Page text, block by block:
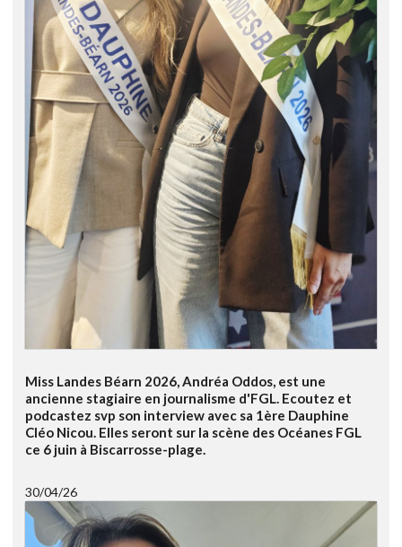
Miss Landes Béarn 2026, Andréa Oddos, est une
ancienne stagiaire en journalisme d'FGL. Ecoutez et
podcastez svp son interview avec sa 1ère Dauphine
Cléo Nicou. Elles seront sur la scène des Océanes FGL
ce 6 juin à Biscarrosse-plage.
30/04/26